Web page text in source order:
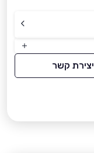
יצירת קשר